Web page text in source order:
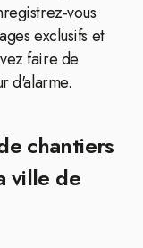
vous
exclusifs et
faire de
d'alarme.
chantiers
ville de